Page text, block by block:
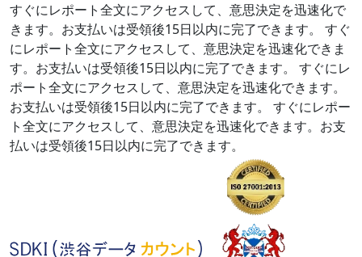
すぐにレポート全文にアクセスして、意思決定を迅速化で
きます。お支払いは受領後15日以内に完了できます。
すぐ
にレポート全文にアクセスして、意思決定を迅速化できま
す。お支払いは受領後15日以内に完了できます。
すぐにレ
ポート全文にアクセスして、意思決定を迅速化できます。
お支払いは受領後15日以内に完了できます。
すぐにレポー
ト全文にアクセスして、意思決定を迅速化できます。お支
払いは受領後15日以内に完了できます。